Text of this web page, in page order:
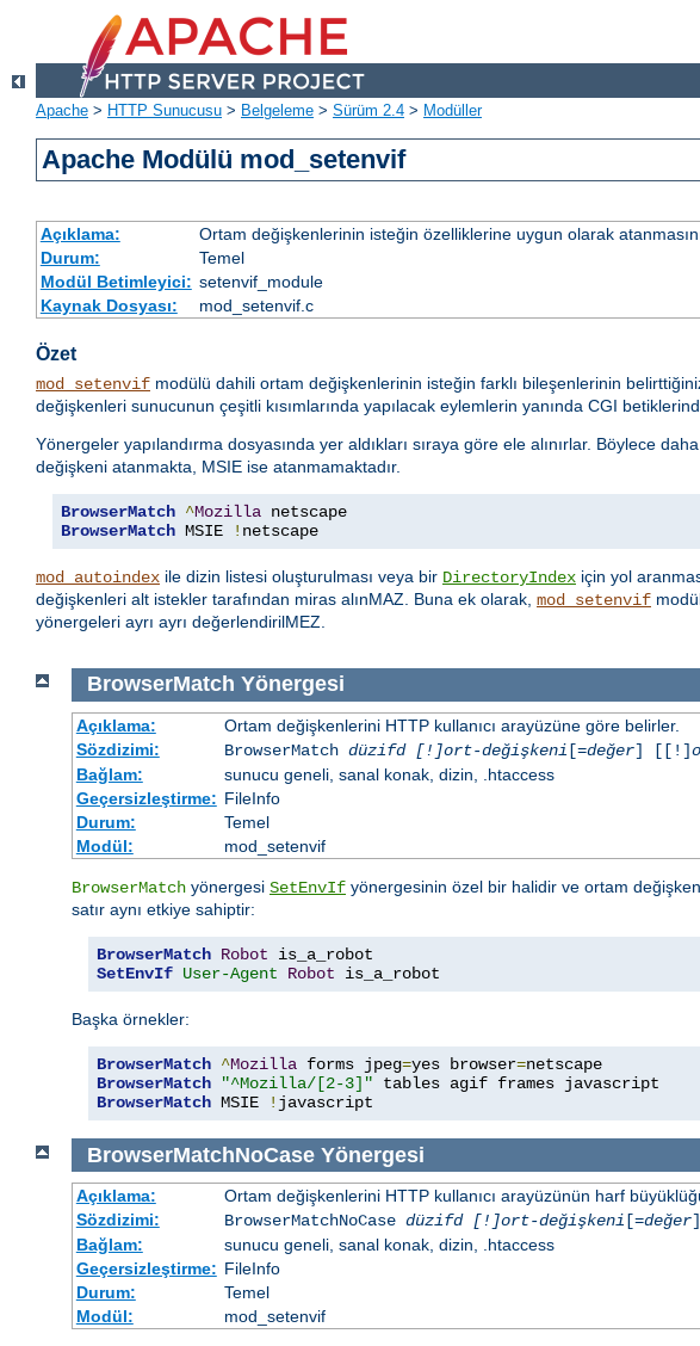
Apache > HTTP Sunucusu > Belgeleme > Sürüm 2.4 > Modüller
Apache Modülü mod_setenvif
Açıklama:
Ortam değişkenlerinin isteğin özelliklerine uygun olarak
Durum:
Temel
Modül Betimleyici: setenvif_module
Kaynak Dosyası:
mod_setenvif.c
Özet
mod_setenvif modülü dahili ortam değişkenlerinin isteğin farklı bileşenlerinin
değişkenleri sunucunun çeşitli kısımlarında yapılacak eylemlerin yanında CGI
Yönergeler yapılandırma dosyasında yer aldıkları sıraya göre ele alınırlar. Böylece
değişkeni atanmakta, MSIE ise atanmamaktadır.
BrowserMatch ^Mozilla
BrowserMatch MSIE ! netscape
mod_autoindex ile dizin listesi oluşturulması veya bir DirectoryIndex için yol
değişkenleri alt istekler tarafından miras alınMAZ. Buna ek olarak, mod_setenvif
yönergeleri ayrı ayrı değerlendirilMEZ.
BrowserMatch Yönergesi
Açıklama:
Ortam değişkenlerini HTTP kullanıcı arayüzüne göre belirler.
Sözdizimi:
BrowserMatch düzifd [!]ort-değişkeni [=değer] [[!]
Bağlam:
sunucu geneli, sanal konak, dizin, .htaccess
Geçersizleştirme: FileInfo
Durum:
Temel
Modül:
mod_setenvif
BrowserMatch yönergesi SetEnvIf yönergesinin özel bir halidir ve ortam
satır aynı etkiye sahiptir:
BrowserMatch Robot
SetEnvIf User-Agent Robot is_a_robot
Başka örnekler:
BrowserMatch ^Mozilla forms jpeg=yes browser=
BrowserMatch
"^Mozilla/[2-3]"
BrowserMatch MSIE ! javascript
BrowserMatchNoCase Yönergesi
Açıklama:
Ortam değişkenlerini HTTP kullanıcı arayüzünün harf
Sözdizimi:
BrowserMatchNoCase düzifd [!]ort-değişkeni [=değer
Bağlam:
sunucu geneli, sanal konak, dizin, .htaccess
Geçersizleştirme: FileInfo
Durum:
Temel
Modül:
mod_setenvif